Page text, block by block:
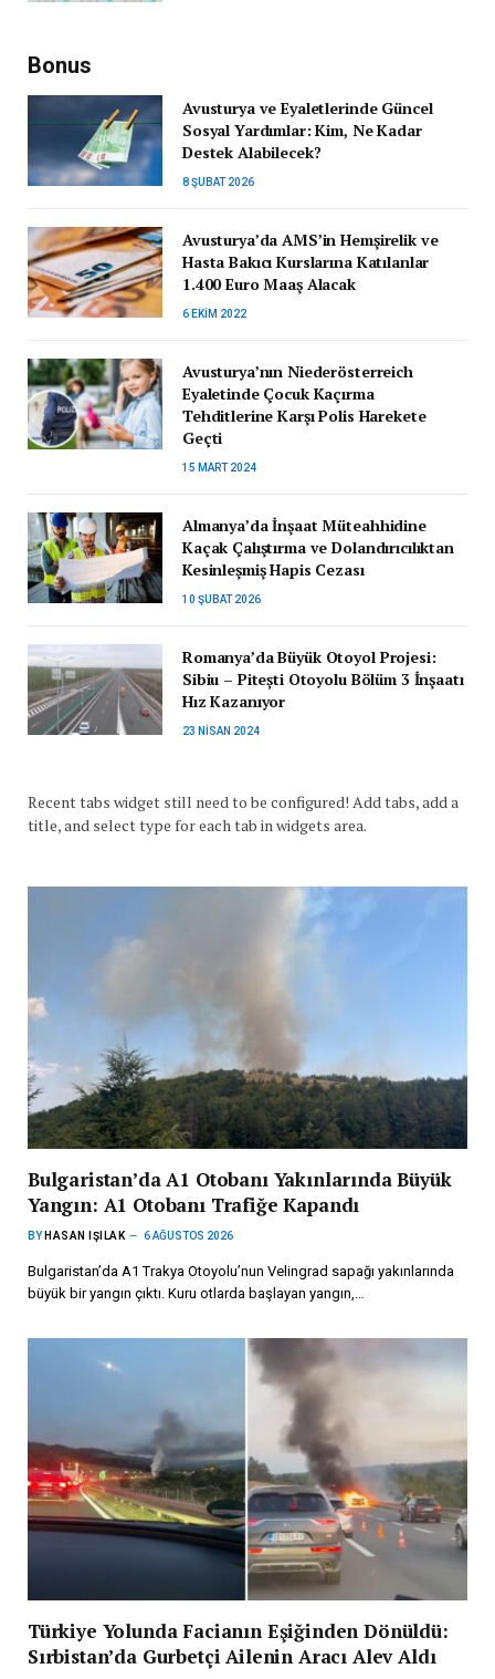
Bonus
Avusturya ve Eyaletlerinde Güncel
Sosyal Yardımlar: Kim, Ne Kadar
Destek Alabilecek?
8 ŞUBAT 2026
Avusturya’da AMS’in Hemşirelik ve
Hasta Bakıcı Kurslarına Katılanlar
1.400 Euro Maaş Alacak
6 EKIM 2022
Avusturya’nın Niederösterreich
Eyaletinde Çocuk Kaçırma
Tehditlerine Karşı Polis Harekete
Geçti
15 MART 2024
Almanya’da İnşaat Müteahhidine
Kaçak Çalıştırma ve Dolandırıcılıktan
Kesinleşmiş Hapis Cezası
10 ŞUBAT 2026
Romanya’da Büyük Otoyol Projesi:
Sibiu – Pitești Otoyolu Bölüm 3 İnşaatı
Hız Kazanıyor
23 NISAN 2024
Recent tabs widget still need to be configured! Add tabs, add a
title, and select type for each tab in widgets area.
Bulgaristan’da A1 Otobanı Yakınlarında Büyük
Yangın: A1 Otobanı Trafiğe Kapandı
BY HASAN IŞILAK 6 AĞUSTOS 2026
Bulgaristan’da A1 Trakya Otoyolu’nun Velingrad sapağı yakınlarında
büyük bir yangın çıktı. Kuru otlarda başlayan yangın,…
Türkiye Yolunda Facianın Eşiğinden Dönüldü:
Sırbistan’da Gurbetçi Ailenin Aracı Alev Aldı